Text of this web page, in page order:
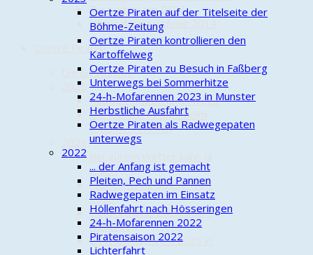
Bürgerbus am DGH
Jahresabschlussfeier 2014
Oertze Piraten
Die Geschichte
2026
Radwegepaten unterwegs
Die Oertze Piraten beim
Oldtimer-Treffen
jeder!
Kleine-Kennzeichen-Treff
2025
Gemeinsame Zweitakter-
Ausfahrt
24-h-Mofarennen 2025 in
Oertze Piraten auf der Titelseite der
Böhme-Zeitung
Oertze Piraten kontrollieren den
Kartoffelweg
Oertze Piraten zu Besuch in Faßberg
Unterwegs bei Sommerhitze
24-h-Mofarennen 2023 in Munster
Herbstliche Ausfahrt
Oertze Piraten als Radwegepaten
unterwegs
2022
... der Anfang ist gemacht
Pleiten, Pech und Pannen
Radwegepaten im Einsatz
Höllenfahrt nach Hösseringen
24-h-Mofarennen 2022
Piratensaison 2022
Lichterfahrt